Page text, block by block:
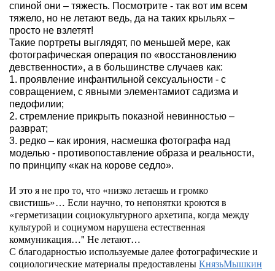
спиной они – тяжесть. Посмотрите - так вот им всем
тяжело, но не летают ведь, да на таких крыльях –
просто не взлетят!
Такие портреты выглядят, по меньшей мере, как
фотографическая операция по «восстановлению
девственности», а в большинстве случаев как:
1. проявление инфантильной сексуальности - с
совращением, с явными элементамиот садизма и
педофилии;
2. стремление прикрыть показной невинностью –
разврат;
3. редко – как ирония, насмешка фотографа над
моделью - противопоставление образа и реальности,
по принципу «как на корове седло».
И это я не про то, что «низко летаешь и громко
свистишь»… Если научно, то непонятки кроются в
«герметизации социокультурного архетипа, когда между
культурой и социумом нарушена естественная
коммуникация…" Не летают…
С благодарностью используемые далее фотографическиеи
социологические материалы предоставленыКнязьМышкин